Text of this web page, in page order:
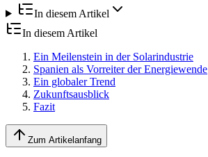
In diesem Artikel
In diesem Artikel
Ein Meilenstein in der Solarindustrie
Spanien als Vorreiter der Energiewende
Ein globaler Trend
Zukunftsausblick
Fazit
Zum Artikelanfang